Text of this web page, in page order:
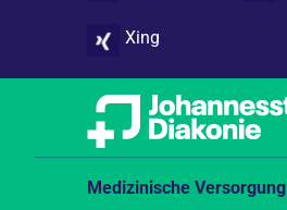
Xing
Medizinische Versorgung